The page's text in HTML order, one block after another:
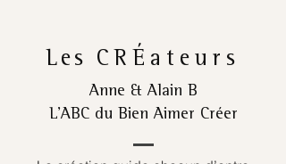
Les CRÉateurs
Anne & Alain B
L’ABC du Bien Aimer Créer